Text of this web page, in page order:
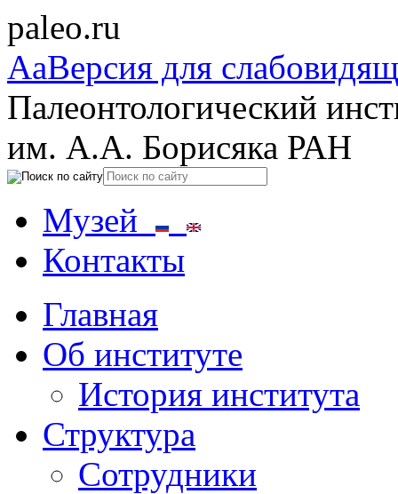
paleo.ru
AaВерсия для
Палеонтологический
им. А.А. Борисяка РАН
Музей
Контакты
Главная
Об институте
История института
Структура
Сотрудники